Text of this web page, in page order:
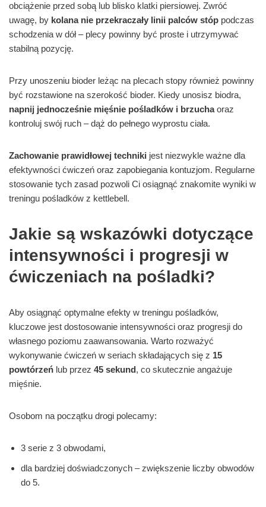
obciążenie przed sobą lub blisko klatki piersiowej. Zwróć
uwagę, by kolana nie przekraczały linii palców stóp podczas
schodzenia w dół – plecy powinny być proste i utrzymywać
stabilną pozycję.
Przy unoszeniu bioder leżąc na plecach stopy również powinny
być rozstawione na szerokość bioder. Kiedy unosisz biodra,
napnij jednocześnie mięśnie pośladków i brzuchaoraz
kontroluj swój ruch – dąż do pełnego wyprostu ciała.
Zachowanie prawidłowej techniki jest niezwykle ważne dla
efektywności ćwiczeń oraz zapobiegania kontuzjom. Regularne
stosowanie tych zasad pozwoli Ci osiągnąć znakomite wyniki w
treningu pośladków z kettlebell.
Jakie są wskazówki dotyczące
intensywności i progresji w
ćwiczeniach na pośladki?
Aby osiągnąć optymalne efekty w treningu pośladków,
kluczowe jest dostosowanie intensywności oraz progresji do
własnego poziomu zaawansowania. Warto rozważyć
wykonywanie ćwiczeń w seriach składających się z 15
powtórzeń lub przez 45 sekund, co skutecznie angażuje
mięśnie.
Osobom na początku drogi polecamy:
3 serie z 3 obwodami,
dla bardziej doświadczonych – zwiększenie liczby obwodów
do 5.